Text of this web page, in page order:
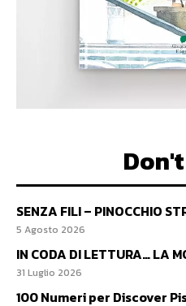
SENZA FILI – PINOCCHIO
5 Agosto 2026
IN CODA DI LETTURA… LA
31 Luglio 2026
100 Numeri per Discover